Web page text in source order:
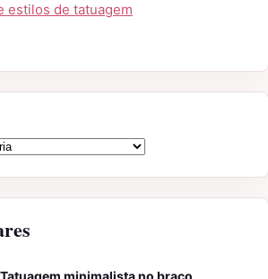
estilos de tatuagem
Tatuagem minimalista no braço